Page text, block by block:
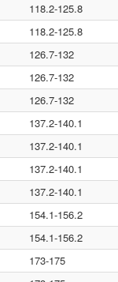
118.2-125.8
118.2-125.8
126.7-132
126.7-132
126.7-132
137.2-140.1
137.2-140.1
137.2-140.1
137.2-140.1
154.1-156.2
154.1-156.2
173-175